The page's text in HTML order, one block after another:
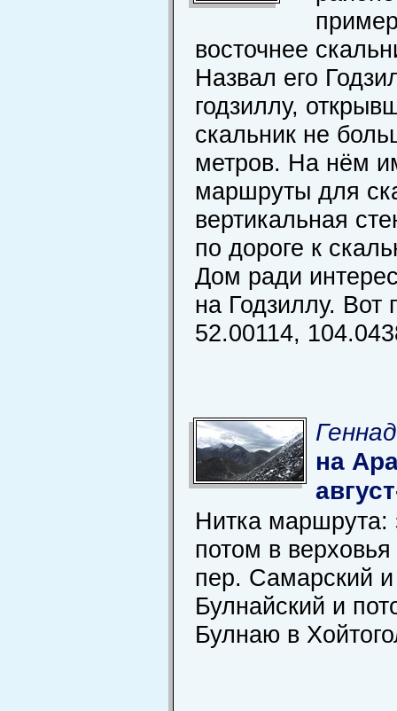
восточнее
Назвал его
годзиллу,
скальник не
метров. На нём
маршруты для
вертикальная
по дороге к
Дом ради
на Годзиллу.
52.00114,
на
Нитка маршрута:
потом в
пер. Самарский
Булнайский и
Булнаю в